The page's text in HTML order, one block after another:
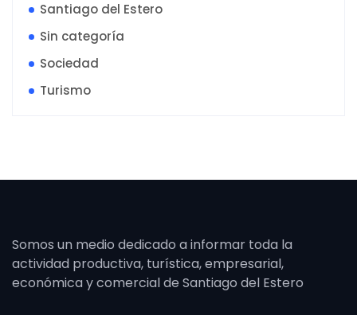
Santiago del Estero
Sin categoría
Sociedad
Turismo
Somos un medio dedicado a informar toda la
actividad productiva, turística, empresarial,
económica y comercial de Santiago del Estero